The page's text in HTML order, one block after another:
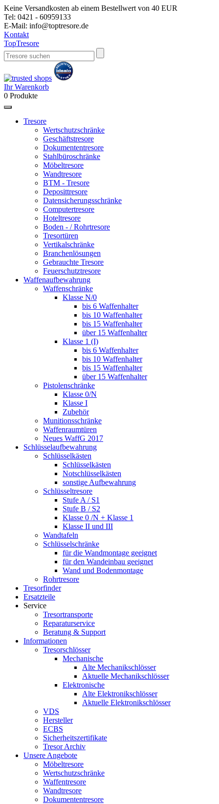
Keine Versandkosten ab einem Bestellwert von 40 EUR
Tel: 0421 - 60959133
E-Mail: info@toptresore.de
Kontakt
TopTresore
Ihr Warenkorb
0 Produkte
Tresore
Wertschutzschränke
Geschäftstresore
Dokumententresore
Stahlbüroschränke
Möbeltresore
Wandtresore
BTM - Tresore
Deposittresore
Datensicherungsschränke
Computertresore
Hoteltresore
Boden - / Rohrtresore
Tresortüren
Vertikalschränke
Branchenlösungen
Gebrauchte Tresore
Feuerschutztresore
Waffenaufbewahrung
Waffenschränke
Klasse N/0
bis 6 Waffenhalter
bis 10 Waffenhalter
bis 15 Waffenhalter
über 15 Waffenhalter
Klasse 1 (I)
bis 6 Waffenhalter
bis 10 Waffenhalter
bis 15 Waffenhalter
über 15 Waffenhalter
Pistolenschränke
Klasse 0/N
Klasse I
Zubehör
Munitionsschränke
Waffenraumtüren
Neues WaffG 2017
Schlüsselaufbewahrung
Schlüsselkästen
Schlüsselkästen
Notschlüsselkästen
sonstige Aufbewahrung
Schlüsseltresore
Stufe A / S1
Stufe B / S2
Klasse 0 /N + Klasse 1
Klasse II und III
Wandtafeln
Schlüsselschränke
für die Wandmontage geeignet
für den Wandeinbau geeignet
Wand und Bodenmontage
Rohrtresore
Tresorfinder
Ersatzteile
Service
Tresortransporte
Reparaturservice
Beratung & Support
Informationen
Tresorschlösser
Mechanische
Alte Mechanikschlösser
Aktuelle Mechanikschlösser
Elektronische
Alte Elektronikschlösser
Aktuelle Elektronikschlösser
VDS
Hersteller
ECBS
Sicherheitszertifikate
Tresor Archiv
Unsere Angebote
Möbeltresore
Wertschutzschränke
Waffentresore
Wandtresore
Dokumententresore